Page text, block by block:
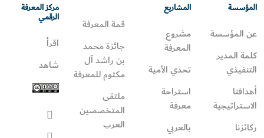
المؤسسة
عن المؤسسة
كلمة المدير
التنفيذي
أهدافنا
الاستراتيجية
ركائزنا
المشاريع
مشروع
المعرفة
تحدي الأمية
استراحة
معرفة
بالعربي
قمة المعرفة
جائزة محمد
بن راشد آل
مكتوم للمعرفة
ملتقى
المتخصصين
العرب
مركز المعرفة
الرقمي
اقرأ
شاهد